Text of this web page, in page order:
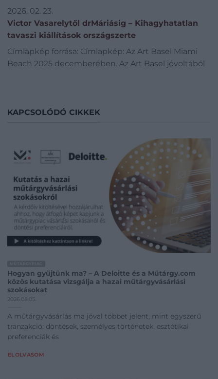
2026. 02. 23.
Victor Vasarelytől drMáriásig – Kihagyhatatlan
tavaszi kiállítások országszerte
Címlapkép forrása: Címlapkép: Az Art Basel Miami
Beach 2025 decemberében. Az Art Basel jóvoltából
KAPCSOLÓDÓ CIKKEK
Hogyan gyűjtünk ma? – A Deloitte és a Műtárgy.com
közös kutatása vizsgálja a hazai műtárgyvásárlási
szokásokat
2026.08.05.
A műtárgyvásárlás ma jóval többet jelent, mint egyszerű
tranzakció: döntések, személyes történetek, esztétikai
preferenciák és
ELOLVASOM